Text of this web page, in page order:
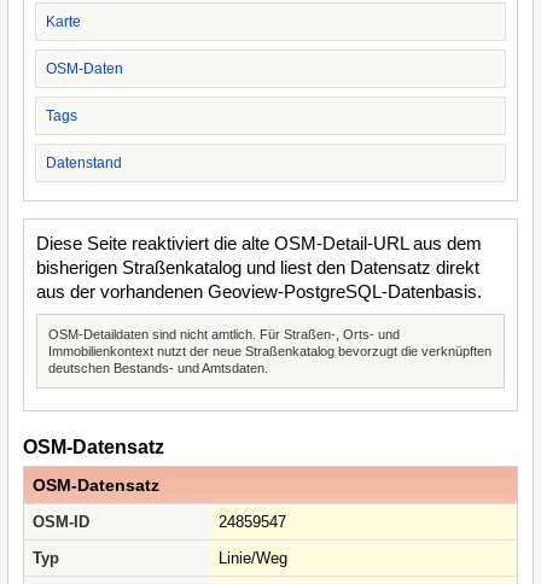
Karte
OSM-Daten
Tags
Datenstand
Diese Seite reaktiviert die alte OSM-Detail-URL aus dem
bisherigen Straßenkatalog und liest den Datensatz direkt
aus der vorhandenen Geoview-PostgreSQL-Datenbasis.
OSM-Detaildaten sind nicht amtlich. Für Straßen-, Orts- und
Immobilienkontext nutzt der neue Straßenkatalog bevorzugt die verknüpften
deutschen Bestands- und Amtsdaten.
OSM-Datensatz
OSM-Datensatz
OSM-ID
24859547
Typ
Linie/Weg